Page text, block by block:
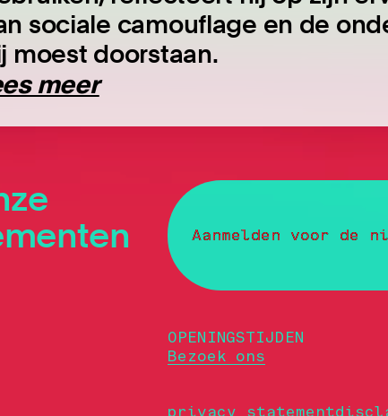
sociale camouflage en de
moest doorstaan.
meer
Aanmelden voor de
OPENINGSTIJDEN
Bezoek ons
privacy statement